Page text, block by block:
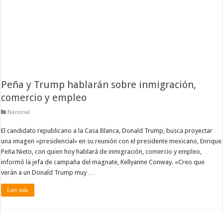
Peña y Trump hablarán sobre inmigración,
comercio y empleo
Nacional
El candidato republicano a la Casa Blanca, Donald Trump, busca proyectar
una imagen «presidencial» en su reunión con el presidente mexicano, Enrique
Peña Nieto, con quien hoy hablará de inmigración, comercio y empleo,
informó la jefa de campaña del magnate, Kellyanne Conway. «Creo que
verán a un Donald Trump muy …
Leer más